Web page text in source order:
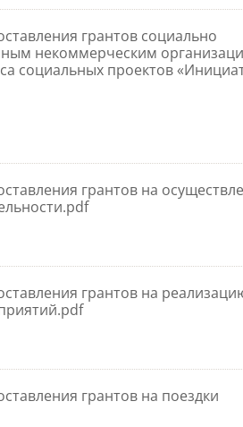
грантов социально
некоммерческим
социальных проектов
грантов на
грантов на
грантов на поездки